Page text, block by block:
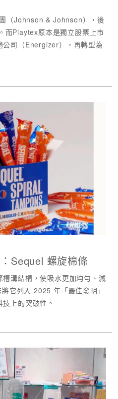
（Johnson & Johnson），後
而Playtex原本是獨立股票上市
公司（Energizer），再轉型為
Sequel 螺旋棉條
溝結構，使吸水更加均勻、減
它列入 2025 年「最佳發明」
上的突破性。